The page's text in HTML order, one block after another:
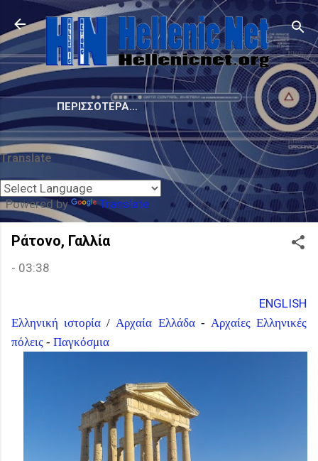
Μετάβαση στο κύριο περιεχόμενο
ΠΕΡΙΣΣΌΤΕΡΑ…
Translate
Powered by Translate
Ράτονο, Γαλλία
- 03:38
ENGLISH
Ελληνική ιστορία /Αρχαία Ελλάδα- Αρχαίες Ελληνικές
πόλεις - Παγκόσμια